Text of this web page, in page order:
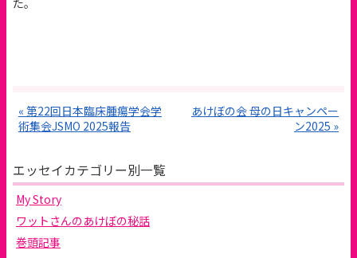
た。
« 第22回日本臨床腫瘍学会学
術集会JSMO 2025報告
あけぼの会 母の日キャンペー
ン2025 »
エッセイカテゴリー別一覧
My Story
ワットさんのあけぼの秘話
巻頭記事